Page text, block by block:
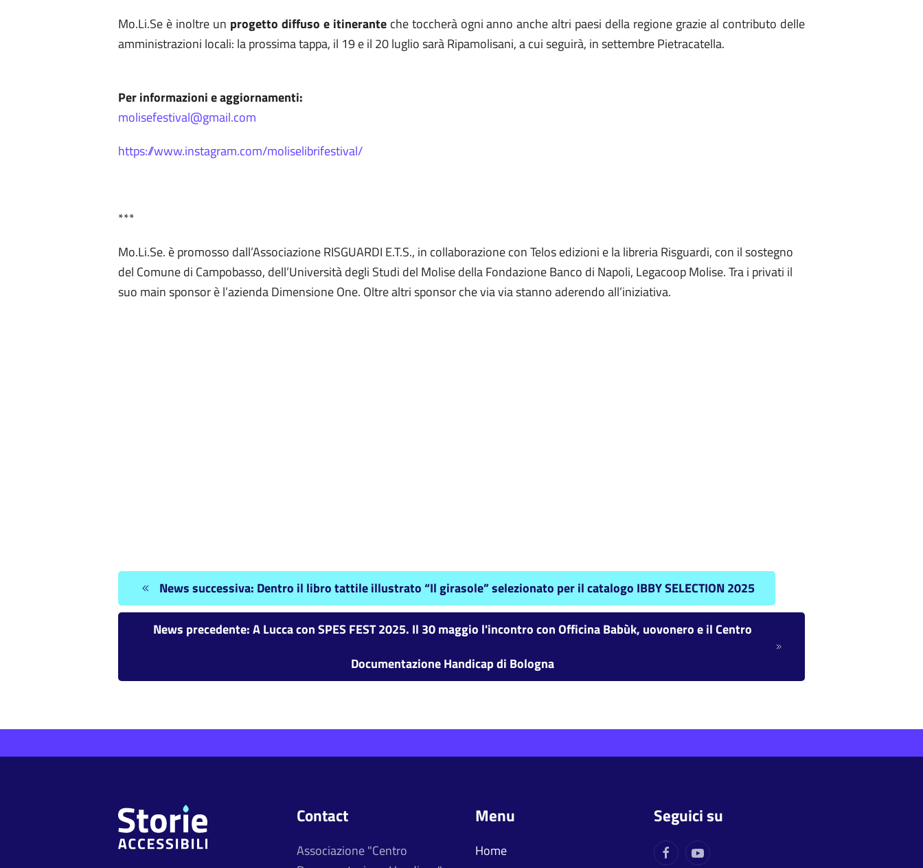
Mo.Li.Se è inoltre un progetto diffuso e itinerante che toccherà ogni anno anche altri paesi della regione grazie al contributo delle
amministrazioni locali: la prossima tappa, il 19 e il 20 luglio sarà Ripamolisani, a cui seguirà, in settembre Pietracatella.
Per informazioni e aggiornamenti:
molisefestival@gmail.com
https://www.instagram.com/moliselibrifestival/
***
Mo.Li.Se. è promosso dall’Associazione RISGUARDI E.T.S., in collaborazione con Telos edizioni e la libreria Risguardi, con il sostegno
del Comune di Campobasso, dell’Università degli Studi del Molise della Fondazione Banco di Napoli, Legacoop Molise. Tra i privati il
suo main sponsor è l’azienda Dimensione One. Oltre altri sponsor che via via stanno aderendo all’iniziativa.
News successiva: Dentro il libro tattile illustrato “Il girasole” selezionato per il catalogo IBBY SELECTION 2025
News precedente: A Lucca con SPES FEST 2025. Il 30 maggio l'incontro con Officina Babùk, uovonero e il Centro
Documentazione Handicap di Bologna
Contact
Associazione "Centro
Menu
Home
Seguici su